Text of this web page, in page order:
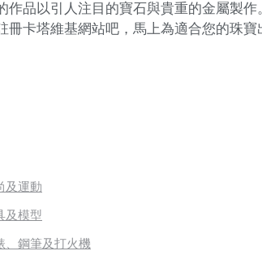
品以引人注目的寶石與貴重的金屬製
卡塔維基網站吧，馬上為適合您的珠寶
及運動
及模型
、鋼筆及打火機